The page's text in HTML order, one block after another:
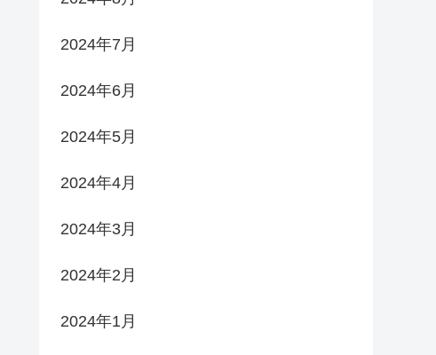
2024年7月
2024年6月
2024年5月
2024年4月
2024年3月
2024年2月
2024年1月